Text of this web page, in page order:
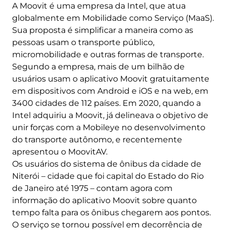
A Moovit é uma empresa da Intel, que atua
globalmente em Mobilidade como Serviço (MaaS).
Sua proposta é simplificar a maneira como as
pessoas usam o transporte público,
micromobilidade e outras formas de transporte.
Segundo a empresa, mais de um bilhão de
usuários usam o aplicativo Moovit gratuitamente
em dispositivos com Android e iOS e na web, em
3400 cidades de 112 países. Em 2020, quando a
Intel adquiriu a Moovit, já delineava o objetivo de
unir forças com a Mobileye no desenvolvimento
do transporte autônomo, e recentemente
apresentou o MoovitAV.
Os usuários do sistema de ônibus da cidade de
Niterói – cidade que foi capital do Estado do Rio
de Janeiro até 1975 – contam agora com
informação do aplicativo Moovit sobre quanto
tempo falta para os ônibus chegarem aos pontos.
O serviço se tornou possível em decorrência de